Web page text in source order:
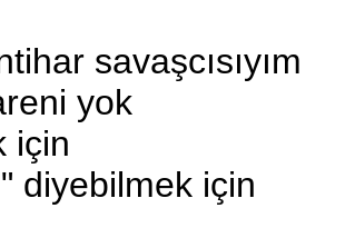
savaşcısıyım
yok
için
diyebilmek için